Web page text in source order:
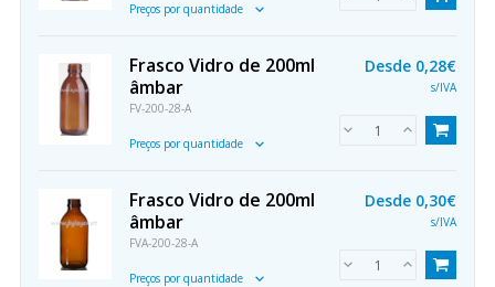
Preços por quantidade
Frasco Vidro de 200ml
âmbar
FV-200-28-A
Preços por quantidade
Desde 0,28€
s/IVA
Frasco Vidro de 200ml
âmbar
FVA-200-28-A
Preços por quantidade
Desde 0,30€
s/IVA